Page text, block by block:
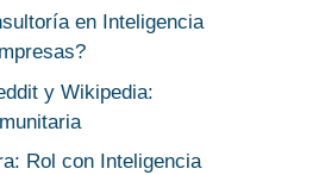
en Inteligencia
y Wikipedia:
Rol con Inteligencia